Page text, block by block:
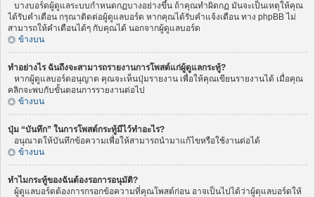
บางบอร์ดผู้ดูแลระบบกำหนดกฏบางอย่างขึ้น ถ้าคุณทำผิดกฏ มันจะเป็นเหตุให้คุณ
ได้รับคำเตือน กรุณาติดต่อผู้ดูแลบอร์ด หากคุณได้รับคำแจ้งเตือน ทาง phpBB ไม่
สามารถให้คำเตือนได้ๆ กับคุณได้ นอกจากผู้ดูแลบอร์ด
ข้างบน
ทำอย่างไร ฉันถึงจะสามารถรายงานการโพสต์แก่ผู้ดูแลกระทู้?
หากผู้ดูแลบอร์ดอนุญาต คุณจะเห็นปุ่มรายงาน เพื่อให้คุณเขียนรายงานได้ เมื่อคุณ
คลิกจะพบกับขั้นตอนการรายงานต่อไป
ข้างบน
ปุ่ม “บันทึก” ในการโพสต์กระทู้มีไว้ทำอะไร?
อนุณาตให้บันทึกข้อความเพื่อให้สามารถนำมาแก้ไขหรือใช้งานต่อได้
ข้างบน
ทำไมกระทู้ของฉันต้องรอการอนุมัติ?
ผู้ดูแลบอร์ดต้องการกรอกข้อความที่คุณโพสต์ก่อน อาจเป็นไปได้ว่าผู้ดุแลบอร์ดให้